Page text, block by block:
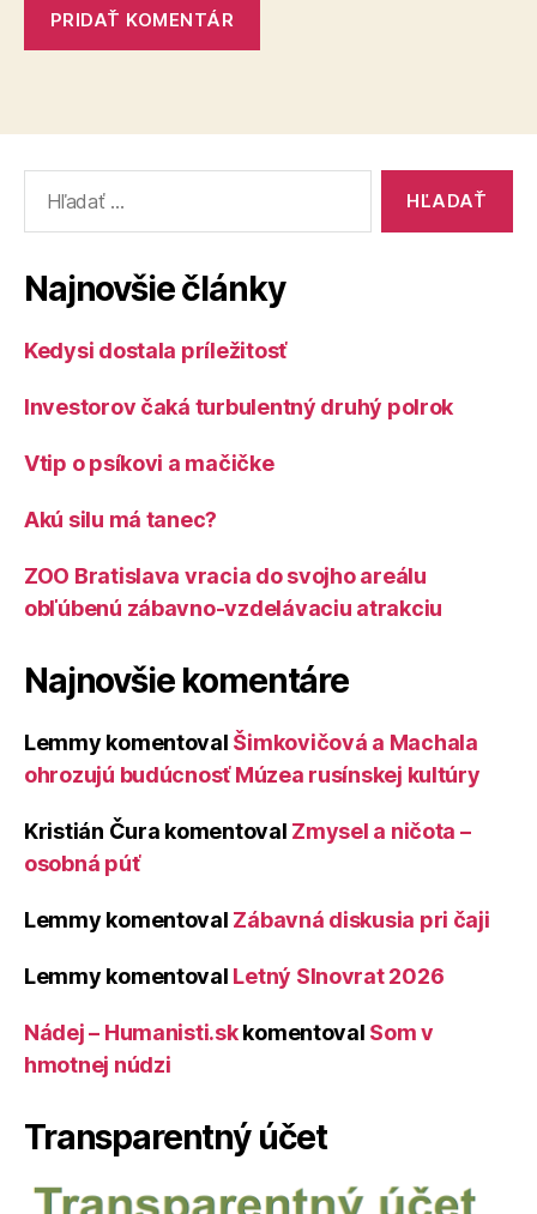
Najnovšie články
Kedysi dostala príležitosť
Investorov čaká turbulentný druhý polrok
Vtip o psíkovi a mačičke
Akú silu má tanec?
ZOO Bratislava vracia do svojho areálu
obľúbenú zábavno-vzdelávaciu atrakciu
Najnovšie komentáre
Lemmy komentoval Šimkovičová a Machala
ohrozujú budúcnosť Múzea rusínskej kultúry
Kristián Čura komentoval Zmysel a ničota –
osobná púť
Lemmy komentoval Zábavná diskusia pri čaji
Lemmy komentoval Letný Slnovrat 2026
Nádej – Humanisti.skkomentoval Som v
hmotnej núdzi
Transparentný účet